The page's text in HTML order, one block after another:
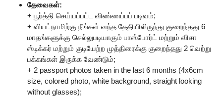
தேவைகள்:
+ பூர்த்தி செய்யப்பட்ட விண்ணப்பப் படிவம்;
+ வியட்நாமிற்கு நீங்கள் வந்த தேதியிலிருந்து குறைந்தது 6
மாதங்களுக்கு செல்லுபடியாகும் பாஸ்போர்ட் மற்றும் விசா
ஸ்டிக்கர் மற்றும் குடியேற்ற முத்திரைக்கு குறைந்தது 2 வெற்று
பக்கங்கள் இருக்க வேண்டும்;
+ 2 passport photos taken in the last 6 months (4x6cm
size, colored photo, white background, straight looking
without glasses);